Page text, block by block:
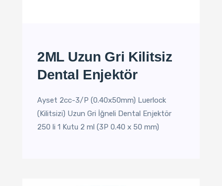
2ML Uzun Gri Kilitsiz
Dental Enjektör
Ayset 2cc-3/P (0.40x50mm) Luerlock
(Kilitsizi) Uzun Gri İğneli Dental Enjektör
250 li 1 Kutu 2 ml (3P 0.40 x 50 mm)